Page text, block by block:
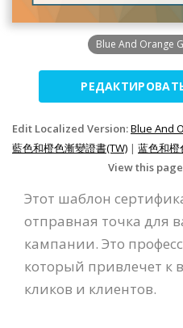
Blue And Orange
Edit Localized Version:Blue And
藍色和橙色漸變證書(TW) | 蓝色和橙
View this
Этот шаблон
отправная точка для
кампании. Это
который привлечет к
кликов и клиентов.